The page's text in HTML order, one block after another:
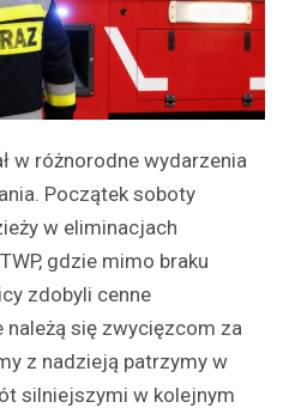
w różnorodne wydarzenia
Początek soboty
w eliminacjach
gdzie mimo braku
zdobyli cenne
się zwycięzcom za
z nadzieją patrzymy w
silniejszymi w kolejnym